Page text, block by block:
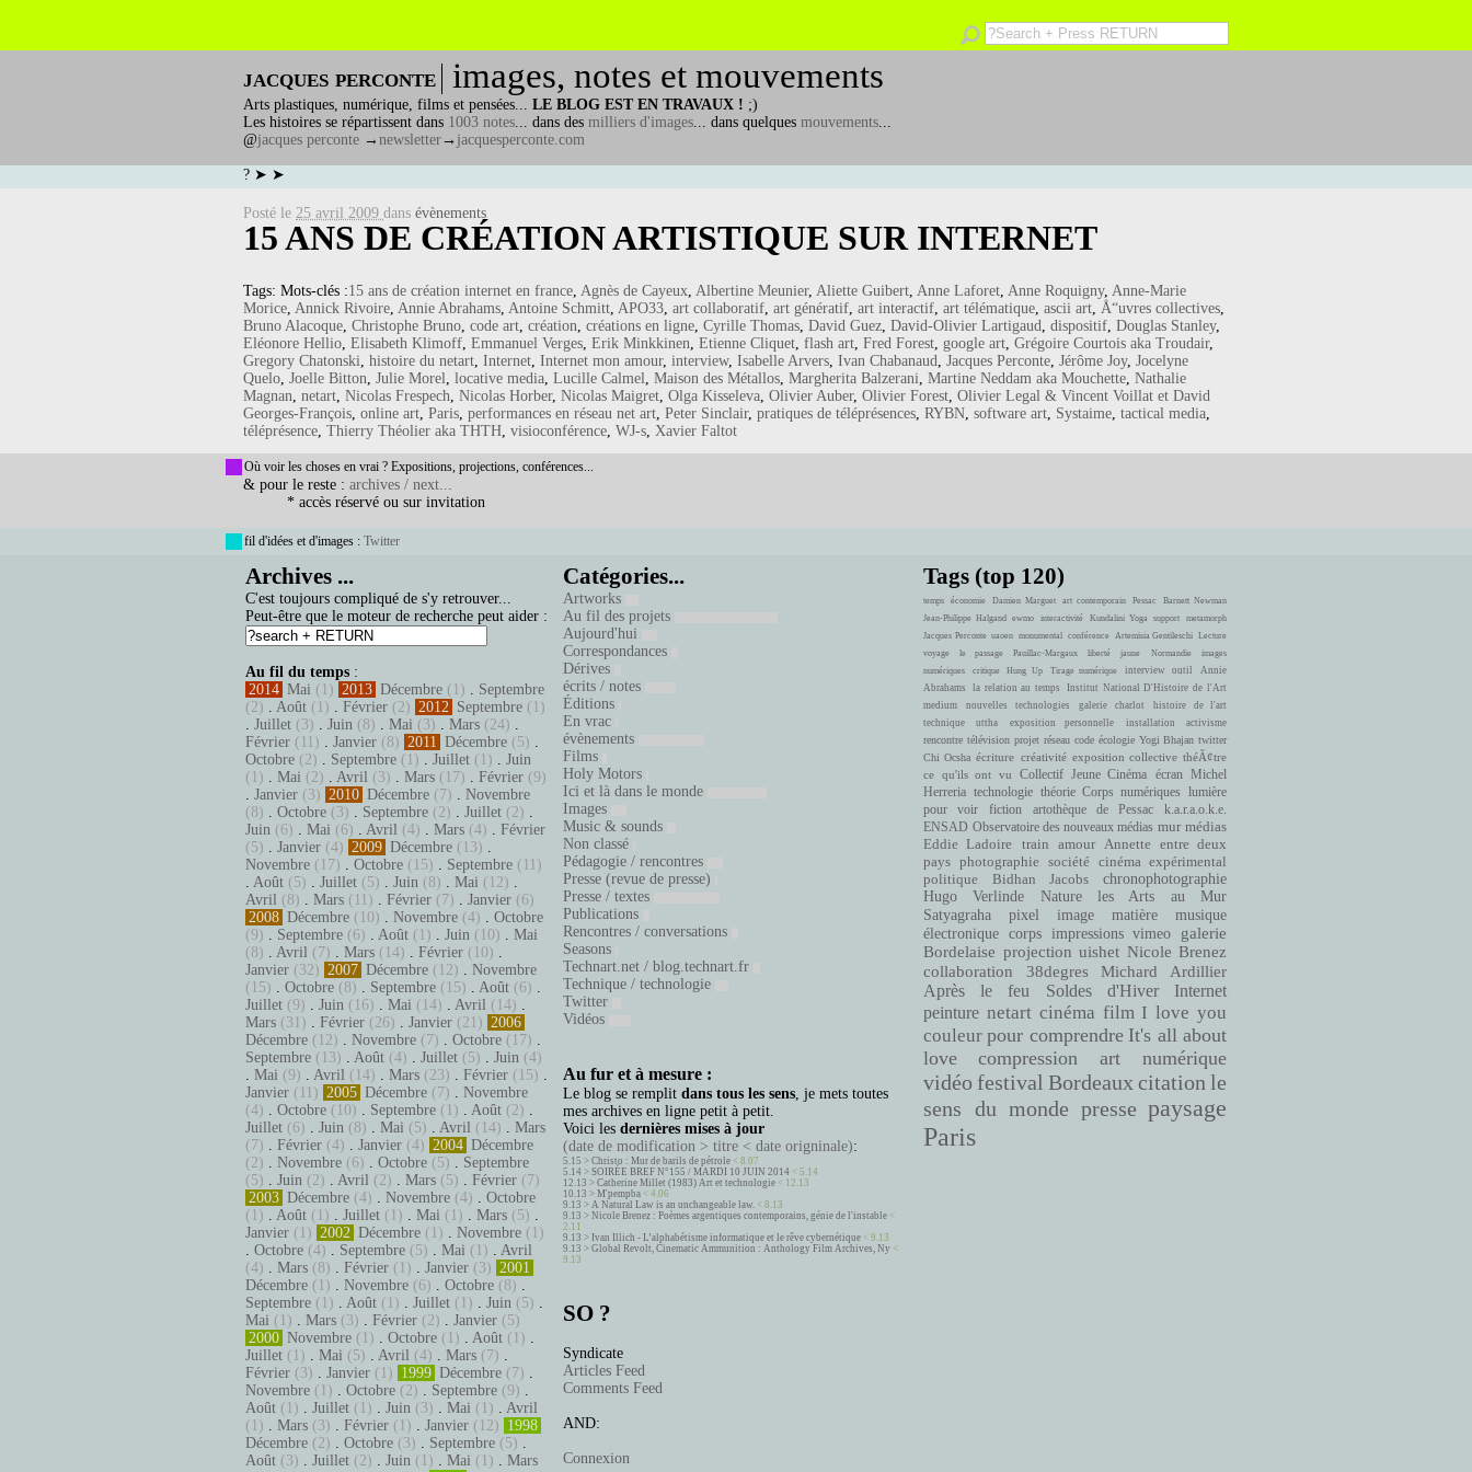
jacques perconte images, notes et mouvements
Arts plastiques, numérique, films et pensées... LE BLOG EST EN TRAVAUX ! ;)
Les histoires se répartissent dans 1003 notes... dans des milliers d'images... dans quelques mouvements...
@jacques perconte → newsletter→ jacquesperconte.com
? ➤ ➤
Posté le 25 avril 2009 dans évènements
15 ANS DE CRÉATION ARTISTIQUE SUR INTERNET
Tags: Mots-clés :15 ans de création internet en france, Agnès de Cayeux, Albertine Meunier, Aliette Guibert, Anne Laforet, Anne Roquigny, Anne-Marie
Morice, Annick Rivoire, Annie Abrahams, Antoine Schmitt, APO33, art collaboratif, art génératif, art interactif, art télématique, ascii art, Å“uvres collectives,
Bruno Alacoque, Christophe Bruno, code art, création, créations en ligne, Cyrille Thomas, David Guez, David-Olivier Lartigaud, dispositif, Douglas Stanley,
Eléonore Hellio, Elisabeth Klimoff, Emmanuel Verges, Erik Minkkinen, Etienne Cliquet, flash art, Fred Forest, google art, Grégoire Courtois aka Troudair,
Gregory Chatonski, histoire du netart, Internet, Internet mon amour, interview, Isabelle Arvers, Ivan Chabanaud, Jacques Perconte, Jérôme Joy, Jocelyne
Quelo, Joelle Bitton, Julie Morel, locative media, Lucille Calmel, Maison des Métallos, Margherita Balzerani, Martine Neddam aka Mouchette, Nathalie
Magnan, netart, Nicolas Frespech, Nicolas Horber, Nicolas Maigret, Olga Kisseleva, Olivier Auber, Olivier Forest, Olivier Legal & Vincent Voillat et David
Georges-François, online art, Paris, performances en réseau net art, Peter Sinclair, pratiques de téléprésences, RYBN, software art, Systaime, tactical media,
téléprésence, Thierry Théolier aka THTH, visioconférence, WJ-s, Xavier Faltot
Où voir les choses en vrai ? Expositions, projections, conférences...
& pour le reste : archives / next...
* accès réservé ou sur invitation
fil d'idées et d'images : Twitter
Archives ...
C'est toujours compliqué de s'y retrouver...
Peut-être que le moteur de recherche peut aider :
Au fil du temps :
2014 Mai (1) 2013 Décembre (1) . Septembre
(2) . Août (1) . Février (2) 2012 Septembre (1)
. Juillet (3) . Juin (8) . Mai (3) . Mars (24) .
Février (11) . Janvier (8) 2011 Décembre (5) .
Octobre (2) . Septembre (1) . Juillet (1) . Juin
(1) . Mai (2) . Avril (3) . Mars (17) . Février (9)
. Janvier (3) 2010 Décembre (7) . Novembre
(8) . Octobre (3) . Septembre (2) . Juillet (2) .
Juin (6) . Mai (6) . Avril (4) . Mars (4) . Février
(5) . Janvier (4) 2009 Décembre (13) .
Novembre (17) . Octobre (15) . Septembre (11)
. Août (5) . Juillet (5) . Juin (8) . Mai (12) .
Avril (8) . Mars (11) . Février (7) . Janvier (6)
2008 Décembre (10) . Novembre (4) . Octobre
(9) . Septembre (6) . Août (1) . Juin (10) . Mai
(8) . Avril (7) . Mars (14) . Février (10) .
Janvier (32) 2007 Décembre (12) . Novembre
(15) . Octobre (8) . Septembre (15) . Août (6) .
Juillet (9) . Juin (16) . Mai (14) . Avril (14) .
Mars (31) . Février (26) . Janvier (21) 2006
Décembre (12) . Novembre (7) . Octobre (17) .
Septembre (13) . Août (4) . Juillet (5) . Juin (4)
. Mai (9) . Avril (14) . Mars (23) . Février (15) .
Janvier (11) 2005 Décembre (7) . Novembre
(4) . Octobre (10) . Septembre (1) . Août (2) .
Juillet (6) . Juin (8) . Mai (5) . Avril (14) . Mars
(7) . Février (4) . Janvier (4) 2004 Décembre
(2) . Novembre (6) . Octobre (5) . Septembre
(5) . Juin (2) . Avril (2) . Mars (5) . Février (7)
2003 Décembre (4) . Novembre (4) . Octobre
(1) . Août (1) . Juillet (1) . Mai (1) . Mars (5) .
Janvier (1) 2002 Décembre (1) . Novembre (1)
. Octobre (4) . Septembre (5) . Mai (1) . Avril
(4) . Mars (8) . Février (1) . Janvier (3) 2001
Décembre (1) . Novembre (6) . Octobre (8) .
Septembre (1) . Août (1) . Juillet (1) . Juin (5) .
Mai (1) . Mars (3) . Février (2) . Janvier (5)
2000 Novembre (1) . Octobre (1) . Août (1) .
Juillet (1) . Mai (5) . Avril (4) . Mars (7) .
Février (3) . Janvier (1) 1999 Décembre (7) .
Novembre (1) . Octobre (2) . Septembre (9) .
Août (1) . Juillet (1) . Juin (3) . Mai (1) . Avril
(1) . Mars (3) . Février (1) . Janvier (12) 1998
Décembre (2) . Octobre (3) . Septembre (5) .
Août (3) . Juillet (2) . Juin (1) . Mai (1) . Mars
Catégories...
Artworks
Au fil des projets
Aujourd'hui
Correspondances
Dérives
écrits / notes
Éditions
En vrac
évènements
Films
Holy Motors
Ici et là dans le monde
Images
Music & sounds
Non classé
Pédagogie / rencontres
Presse (revue de presse)
Presse / textes
Publications
Rencontres / conversations
Seasons
Technart.net / blog.technart.fr
Technique / technologie
Twitter
Vidéos
Au fur et à mesure :
Le blog se remplit dans tous les sens, je mets toutes
mes archives en ligne petit à petit.
Voici les dernières mises à jour
(date de modification > titre < date origninale):
5.15 > Christo : Mur de barils de pétrole < 8.07
5.14 > SOIRÉE BREF N°155 / MARDI 10 JUIN 2014 < 5.14
12.13 > Catherine Millet (1983) Art et technologie < 12.13
10.13 > M'pempba < 4.06
9.13 > A Natural Law is an unchangeable law. < 8.13
9.13 > Nicole Brenez : Poèmes argentiques contemporains, génie de l'instable <
2.11
9.13 > Ivan Illich - L’alphabétisme informatique et le rêve cybernétique < 9.13
9.13 > Global Revolt, Cinematic Ammunition : Anthology Film Archives, Ny <
9.13
SO ?
Syndicate
Articles Feed
Comments Feed
AND:
Connexion
Tags (top 120)
temps économie Damien Marguet art contemporain Pessac
Barnett Newman
Jean-Philippe Halgand
ewmo interactivité Kundalini Yoga support
metamorph
Jacques Perconte uaoen monumental conférence Artemisia Gentileschi Lecture
voyage
le passage Pauillac-Margaux liberté jaune Normandie
images
numériques
critique Hung Up Tirage numérique interview outil
Annie
Abrahams
la relation au temps
Institut National D'Histoire de l'Art
medium
nouvelles technologies galerie charlot
histoire de l'art
technique
uttha exposition personnelle installation activisme
rencontre télévision projet réseau code écologie Yogi Bhajan twitter
Chi Ocsha écriture créativité exposition collective théÃ¢tre
ce qu'ils ont vu
Collectif Jeune Cinéma écran
Michel
Herreria technologie théorie Corps numériques lumière
pour voir fiction artothèque de Pessac
k.a.r.a.o.k.e.
ENSAD Observatoire des nouveaux médias mur médias
Eddie Ladoire
train amour Annette entre deux
pays photographie société cinéma expérimental
politique
Bidhan Jacobs
chronophotographie
Hugo Verlinde
Nature
les Arts au Mur
Satyagraha
pixel image matière
musique
électronique corps impressions vimeo
galerie
Bordelaise projection uishet Nicole Brenez
collaboration
38degres
Michard Ardillier
Après le feu
Soldes d'Hiver
Internet
peinture netart cinéma film I love you
couleur pour comprendre It's all about
love
compression art numérique
vidéo festival Bordeaux citation le
sens du monde presse paysage
Paris